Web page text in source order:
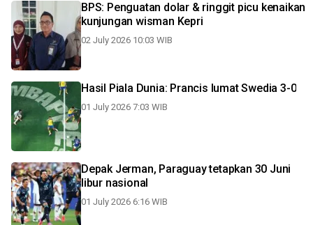
BPS: Penguatan dolar & ringgit picu kenaikan
kunjungan wisman Kepri
02 July 2026 10:03 WIB
Hasil Piala Dunia: Prancis lumat Swedia 3-0
01 July 2026 7:03 WIB
Depak Jerman, Paraguay tetapkan 30 Juni
libur nasional
01 July 2026 6:16 WIB